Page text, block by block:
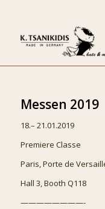
Messen 2019
18.– 21.01.2019
Premiere Classe
Paris, Porte de
Hall 3, Booth Q118
————————-